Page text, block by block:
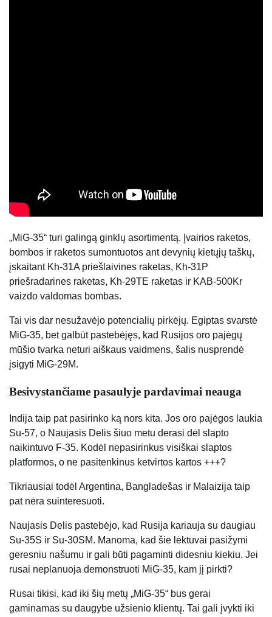
„MiG-35“ turi galingą ginklų asortimentą. Įvairios raketos,
bombos ir raketos sumontuotos ant devynių kietųjų taškų,
įskaitant Kh-31A priešlaivines raketas, Kh-31P
priešradarines raketas, Kh-29TE raketas ir KAB-500Kr
vaizdo valdomas bombas.
Tai vis dar nesužavėjo potencialių pirkėjų. Egiptas svarstė
MiG-35, bet galbūt pastebėjęs, kad Rusijos oro pajėgų
mūšio tvarka neturi aiškaus vaidmens, šalis nusprendė
įsigyti MiG-29M.
Besivystančiame pasaulyje pardavimai neauga
Indija taip pat pasirinko ką nors kita. Jos oro pajėgos laukia
Su-57, o Naujasis Delis šiuo metu derasi dėl slapto
naikintuvo F-35. Kodėl nepasirinkus visiškai slaptos
platformos, o ne pasitenkinus ketvirtos kartos +++?
Tikriausiai todėl Argentina, Bangladešas ir Malaizija taip
pat nėra suinteresuoti.
Naujasis Delis pastebėjo, kad Rusija kariauja su daugiau
Su-35S ir Su-30SM. Manoma, kad šie lėktuvai pasižymi
geresniu našumu ir gali būti pagaminti didesniu kiekiu. Jei
rusai neplanuoja demonstruoti MiG-35, kam jį pirkti?
Rusai tikisi, kad iki šių metų „MiG-35“ bus gerai
gaminamas su daugybe užsienio klientų. Tai gali įvykti iki